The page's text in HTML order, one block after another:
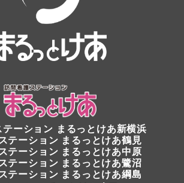
ーション まるっとけあ新横浜
テーション まるっとけあ鶴見
テーション まるっとけあ中原
テーション まるっとけあ鷺沼
テーション まるっとけあ綱島